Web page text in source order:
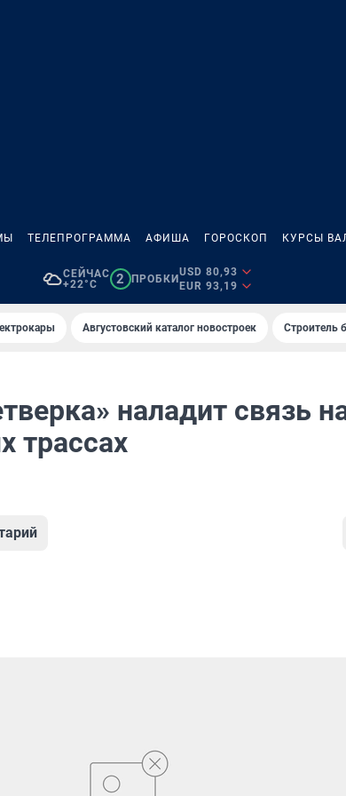
ТЕЛЕПРОГРАММА АФИША ГОРОСКОП КУРСЫ
СЕЙЧАС
+22°C
2 ПРОБКИ
USD 80,93
EUR 93,19
Августовский каталог новостроек Строитель
наладит связь
трассах